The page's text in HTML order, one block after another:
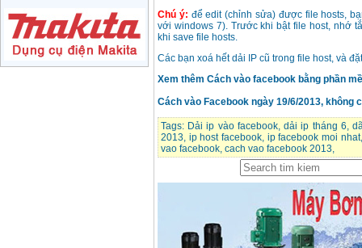
Bộ máy khoan Bosch
GSB 13RE hộp nhựa
Chú ý: để edit (chỉnh sửa) được file hosts,
với windows 7). Trước khi bật file host, nhớ
khi save file hosts.
Các bạn xoá hết dải IP cũ trong file host, và
Xem thêm Cách vào facebook bằng phần
Cách vào Facebook ngày 19/6/2013, không
Tags: Dải ip vào facebook,dải ip tháng 6,
2013, ip host facebook, ip facebook moi nhat
vao facebook, cach vao facebook 2013,